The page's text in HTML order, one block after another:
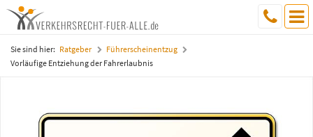
Sie sind hier: Ratgeber
Führerscheinentzug
Vorläufige Entziehung der Fahrerlaubnis